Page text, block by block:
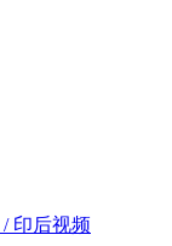
印后视频